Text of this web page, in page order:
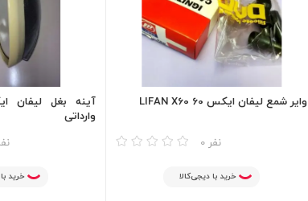
وایر شمع لیفان ایکس 60 LIFAN X60
0 نفر
خرید با دیجی‌کالا
وارداتی
0
خرید